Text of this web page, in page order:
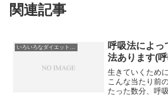
関連記事
いろいろなダイエット方法
呼吸法によっ
法あります(
生きていくため
こんな当たり前
たった数分、呼